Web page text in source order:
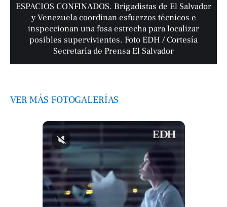
ESPACIOS CONFINADOS. Brigadistas de El Salvador
y Venezuela coordinan esfuerzos técnicos e
inspeccionan una fosa estrecha para localizar
posibles supervivientes. Foto EDH / Cortesía
Secretaría de Prensa El Salvador
VER MÁS FOTOGALERÍAS